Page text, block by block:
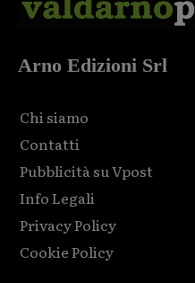
Arno Edizioni Srl
Chi siamo
Contatti
Pubblicità su Vpost
Info Legali
Privacy Policy
Cookie Policy